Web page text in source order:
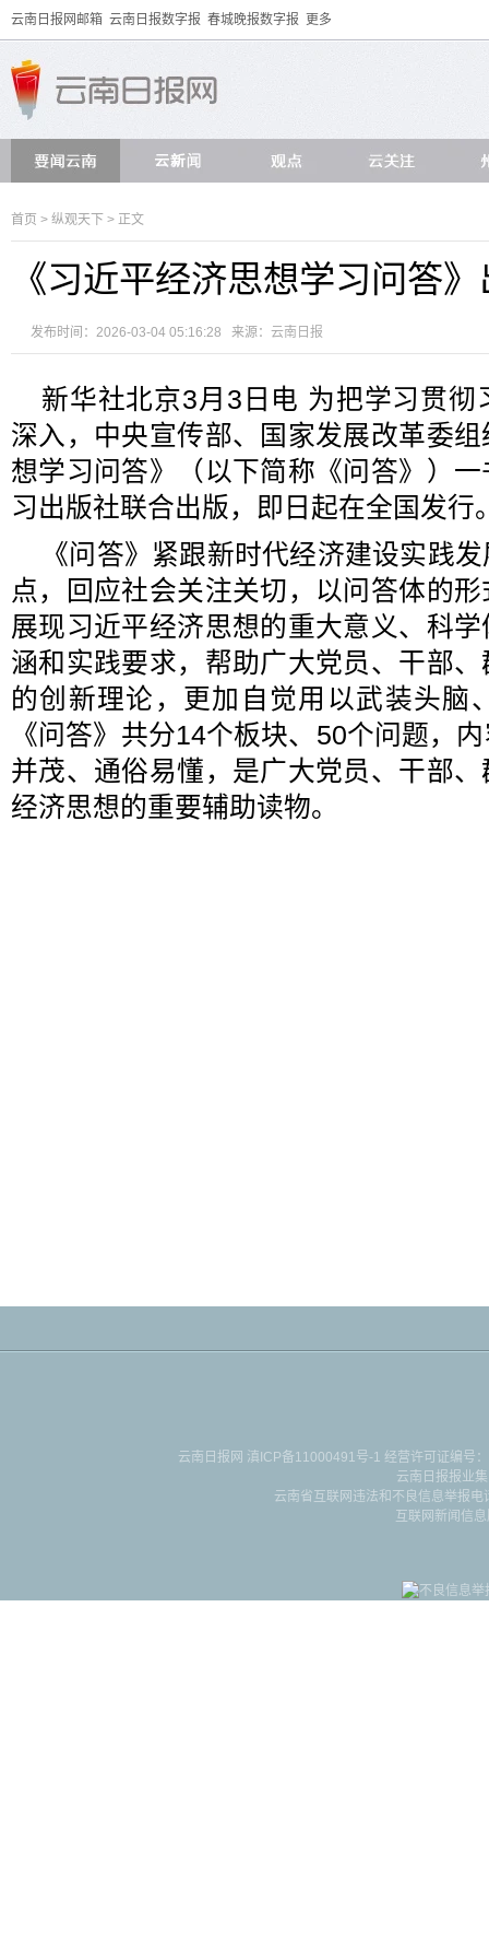
云南日报网邮箱 云南日报数字报 春城晚报数字报 更多
首页 > 纵观天下 > 正文
《习近平经济思想学习问答
发布时间：2026-03-04 05:16:28 来源： 云南日报
新华社北京3月3日电 为把学习贯彻
深入，中央宣传部、国家发展改革委
想学习问答》（以下简称《问答》）
习出版社联合出版，即日起在全国发行
《问答》紧跟新时代经济建设实践
点，回应社会关注关切，以问答体的
展现习近平经济思想的重大意义、科
涵和实践要求，帮助广大党员、干部
的创新理论，更加自觉用以武装头脑
《问答》共分14个板块、50个问题，
并茂、通俗易懂，是广大党员、干部
经济思想的重要辅助读物。
云南日报网 滇ICP备11000491号-1 经营许可证编号
云南日报报业
云南省互联网违法和不良信息举报
互联网新闻信